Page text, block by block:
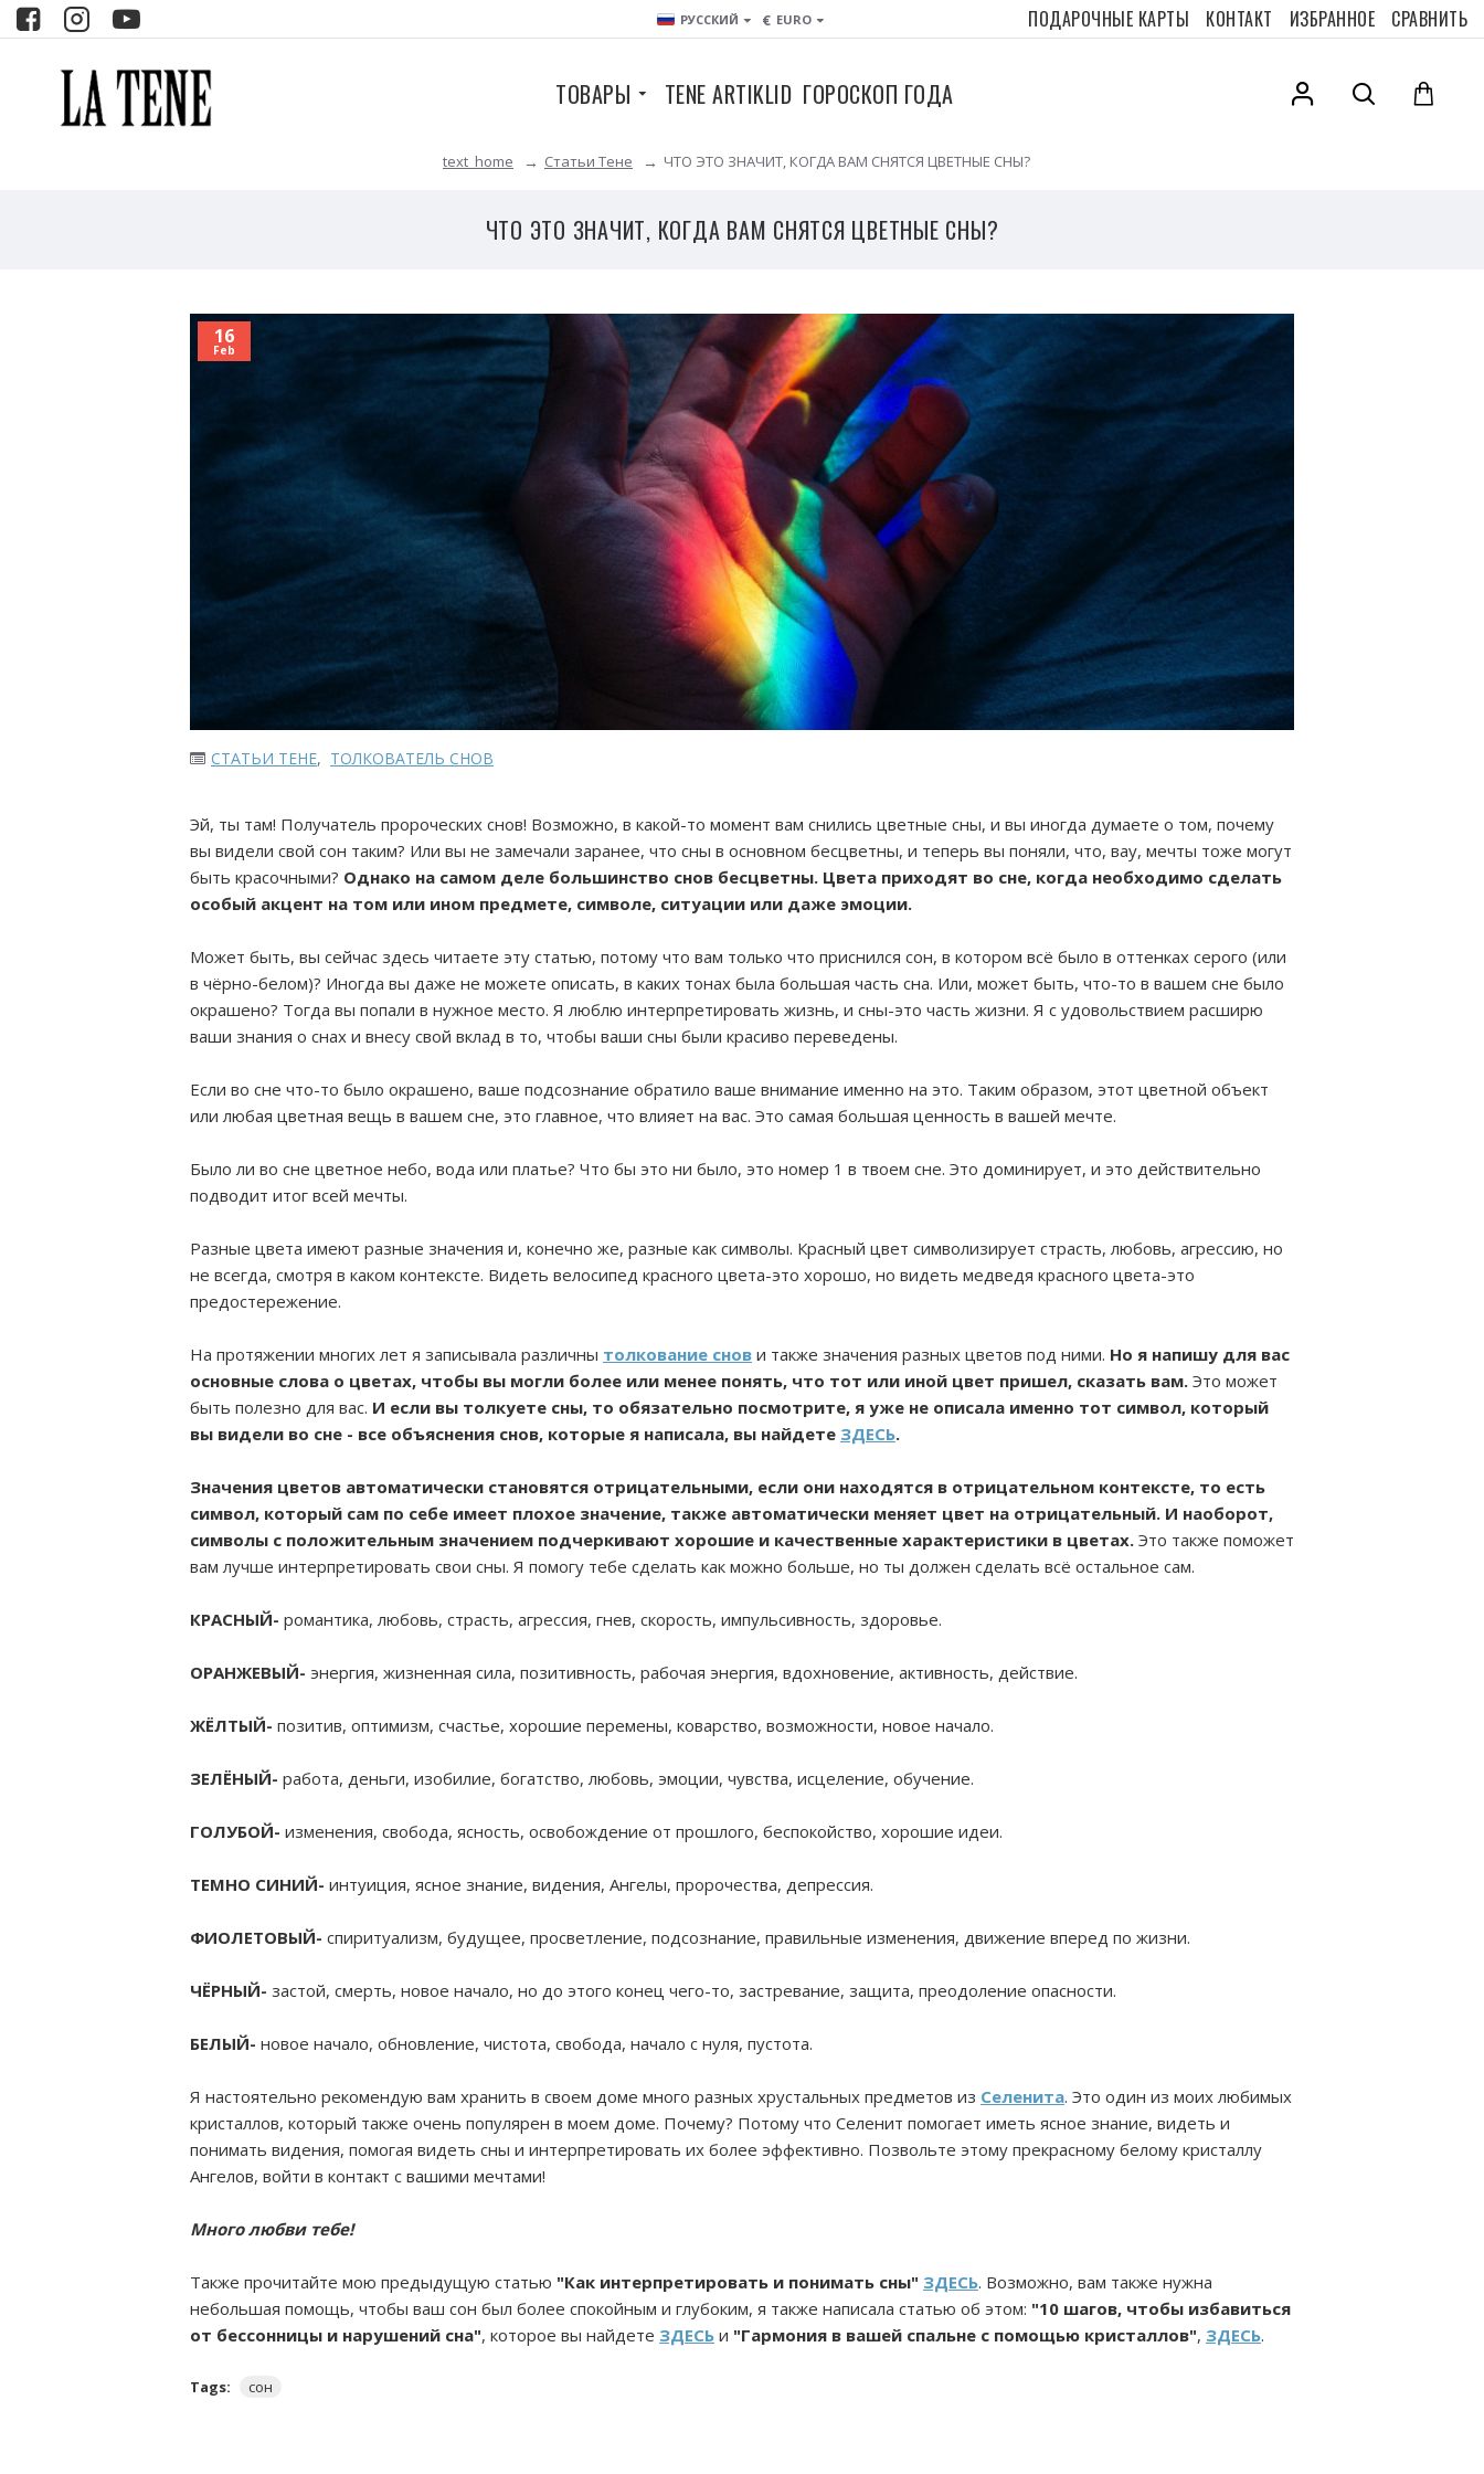
РУССКИЙ € EURO ПОДАРОЧНЫЕ КАРТЫ КОНТАКТ ИЗБРАННОЕ СРАВНИТЬ
ТОВАРЫ TENE ARTIKLID ГОРОСКОП ГОДА
text_home Статьи Тене ЧТО ЭТО ЗНАЧИТ, КОГДА ВАМ СНЯТСЯ ЦВЕТНЫЕ СНЫ?
ЧТО ЭТО ЗНАЧИТ, КОГДА ВАМ СНЯТСЯ ЦВЕТНЫЕ СНЫ?
16
Feb
СТАТЬИ ТЕНЕ, ТОЛКОВАТЕЛЬ СНОВ
Эй, ты там! Получатель пророческих снов! Возможно, в какой-то момент вам снились цветные сны, и вы иногда думаете о том, почему
вы видели свой сон таким? Или вы не замечали заранее, что сны в основном бесцветны, и теперь вы поняли, что, вау, мечты тоже могут
быть красочными? Однако на самом деле большинство снов бесцветны. Цвета приходят во сне, когда необходимо сделать
особый акцент на том или ином предмете, символе, ситуации или даже эмоции.
Может быть, вы сейчас здесь читаете эту статью, потому что вам только что приснился сон, в котором всё было в оттенках серого (или
в чёрно-белом)? Иногда вы даже не можете описать, в каких тонах была большая часть сна. Или, может быть, что-то в вашем сне было
окрашено? Тогда вы попали в нужное место. Я люблю интерпретировать жизнь, и сны-это часть жизни. Я с удовольствием расширю
ваши знания о снах и внесу свой вклад в то, чтобы ваши сны были красиво переведены.
Если во сне что-то было окрашено, ваше подсознание обратило ваше внимание именно на это. Таким образом, этот цветной объект
или любая цветная вещь в вашем сне, это главное, что влияет на вас. Это самая большая ценность в вашей мечте.
Было ли во сне цветное небо, вода или платье? Что бы это ни было, это номер 1 в твоем сне. Это доминирует, и это действительно
подводит итог всей мечты.
Разные цвета имеют разные значения и, конечно же, разные как символы. Красный цвет символизирует страсть, любовь, агрессию, но
не всегда, смотря в каком контексте. Видеть велосипед красного цвета-это хорошо, но видеть медведя красного цвета-это
предостережение.
На протяжении многих лет я записывала различны толкование снов и также значения разных цветов под ними. Но я напишу для вас
основные слова о цветах, чтобы вы могли более или менее понять, что тот или иной цвет пришел, сказать вам. Это может
быть полезно для вас. И если вы толкуете сны, то обязательно посмотрите, я уже не описала именно тот символ, который
вы видели во сне - все объяснения снов, которые я написала, вы найдете ЗДЕСЬ.
Значения цветов автоматически становятся отрицательными, если они находятся в отрицательном контексте, то есть
символ, который сам по себе имеет плохое значение, также автоматически меняет цвет на отрицательный. И наоборот,
символы с положительным значением подчеркивают хорошие и качественные характеристики в цветах. Это также поможет
вам лучше интерпретировать свои сны. Я помогу тебе сделать как можно больше, но ты должен сделать всё остальное сам.
КРАСНЫЙ- романтика, любовь, страсть, агрессия, гнев, скорость, импульсивность, здоровье.
ОРАНЖЕВЫЙ- энергия, жизненная сила, позитивность, рабочая энергия, вдохновение, активность, действие.
ЖЁЛТЫЙ- позитив, оптимизм, счастье, хорошие перемены, коварство, возможности, новое начало.
ЗЕЛЁНЫЙ- работа, деньги, изобилие, богатство, любовь, эмоции, чувства, исцеление, обучение.
ГОЛУБОЙ- изменения, свобода, ясность, освобождение от прошлого, беспокойство, хорошие идеи.
ТЕМНО СИНИЙ- интуиция, ясное знание, видения, Ангелы, пророчества, депрессия.
ФИОЛЕТОВЫЙ- спиритуализм, будущее, просветление, подсознание, правильные изменения, движение вперед по жизни.
ЧЁРНЫЙ- застой, смерть, новое начало, но до этого конец чего-то, застревание, защита, преодоление опасности.
БЕЛЫЙ- новое начало, обновление, чистота, свобода, начало с нуля, пустота.
Я настоятельно рекомендую вам хранить в своем доме много разных хрустальных предметов из Селенита. Это один из моих любимых
кристаллов, который также очень популярен в моем доме. Почему? Потому что Селенит помогает иметь ясное знание, видеть и
понимать видения, помогая видеть сны и интерпретировать их более эффективно. Позвольте этому прекрасному белому кристаллу
Ангелов, войти в контакт с вашими мечтами!
Много любви тебе!
Также прочитайте мою предыдущую статью "Как интерпретировать и понимать сны" ЗДЕСЬ. Возможно, вам также нужна
небольшая помощь, чтобы ваш сон был более спокойным и глубоким, я также написала статью об этом: "10 шагов, чтобы избавиться
от бессонницы и нарушений сна", которое вы найдете ЗДЕСЬ и "Гармония в вашей спальне с помощью кристаллов", ЗДЕСЬ.
Tags: сон